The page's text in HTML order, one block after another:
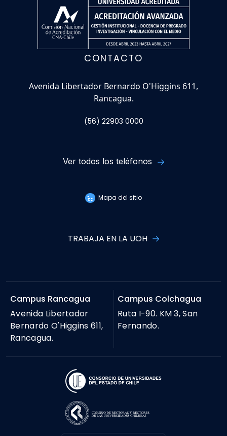
CONTACTO
Avenida Libertador Bernardo O'Higgins 611,
Rancagua.
(56) 22903 0000
Ver todos los teléfonos
Mapa del sitio
TRABAJA EN LA UOH
Campus Rancagua
Avenida Libertador
Bernardo O'Higgins 611,
Rancagua.
Campus Colchagua
Ruta I-90. KM 3, San
Fernando.